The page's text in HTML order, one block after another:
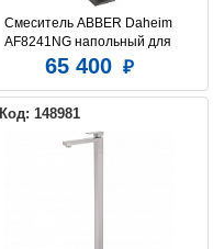
Смеситель ABBER Daheim
AF8241NG напольный для
раковины, никель
65 400
Код: 148981